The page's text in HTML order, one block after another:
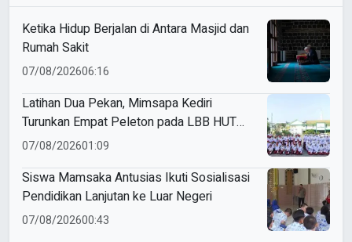
Ketika Hidup Berjalan di Antara Masjid dan
Rumah Sakit
07/08/202606:16
Latihan Dua Pekan, Mimsapa Kediri
Turunkan Empat Peleton pada LBB HUT
Ke-81 RI Kecamatan Pare
07/08/202601:09
Siswa Mamsaka Antusias Ikuti Sosialisasi
Pendidikan Lanjutan ke Luar Negeri
07/08/202600:43